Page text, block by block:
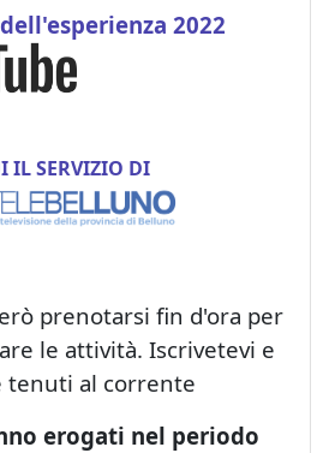
2022
IL SERVIZIO DI
prenotarsi fin d'ora per
le attività. Iscrivetevi e
tenuti al corrente
erogati nel periodo